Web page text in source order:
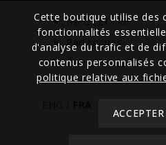
Cette boutique utilise des
fonctionnalités
d'analyse du trafic et de
contenus personnalisés
politique relative aux
INFOLETTRE
Partenaires
Événements